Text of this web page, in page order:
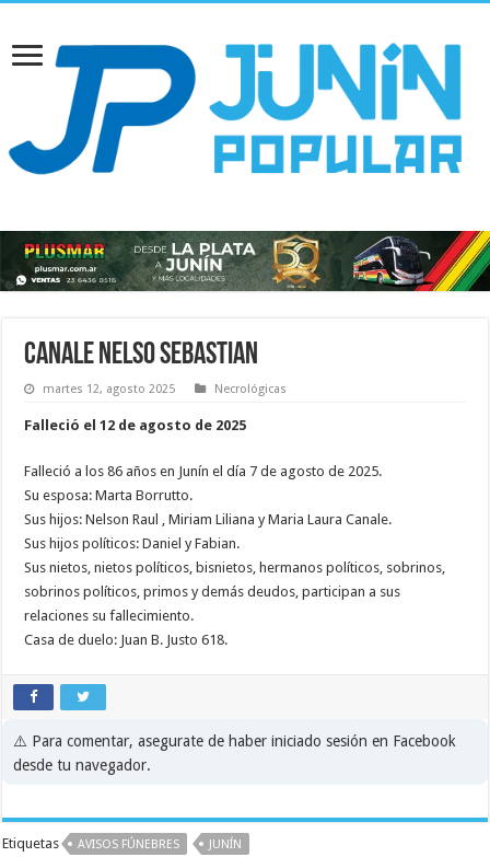
Canale Nelso Sebastian
martes 12, agosto 2025 Necrológicas
Falleció el 12 de agosto de 2025
Falleció a los 86 años en Junín el día 7 de agosto de 2025.
Su esposa: Marta Borrutto.
Sus hijos: Nelson Raul , Miriam Liliana y Maria Laura Canale.
Sus hijos políticos: Daniel y Fabian.
Sus nietos, nietos políticos, bisnietos, hermanos políticos, sobrinos,
sobrinos políticos, primos y demás deudos, participan a sus
relaciones su fallecimiento.
Casa de duelo: Juan B. Justo 618.
⚠️ Para comentar, asegurate de haber iniciado sesión en Facebook
desde tu navegador.
Etiquetas AVISOS FÚNEBRES JUNÍN